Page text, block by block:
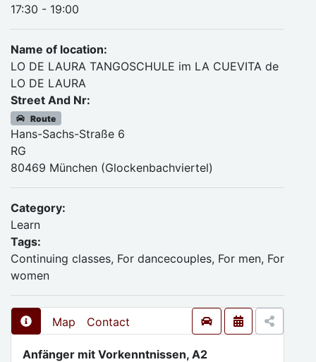
17:30 - 19:00
Name of location:
LO DE LAURA TANGOSCHULE im LA CUEVITA de
LO DE LAURA
Street And Nr:
Route
Hans-Sachs-Straße 6
RG
80469 München (Glockenbachviertel)
Category:
Learn
Tags:
Continuing classes, For dancecouples, For men, For
women
Map Contact
Anfänger mit Vorkenntnissen, A2